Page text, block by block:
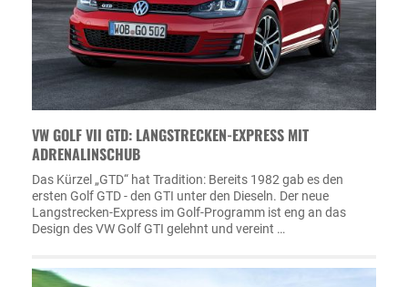
VW GOLF VII GTD: LANGSTRECKEN-EXPRESS MIT
ADRENALINSCHUB
Das Kürzel „GTD“ hat Tradition: Bereits 1982 gab es den
ersten Golf GTD - den GTI unter den Dieseln. Der neue
Langstrecken-Express im Golf-Programm ist eng an das
Design des VW Golf GTI gelehnt und vereint …